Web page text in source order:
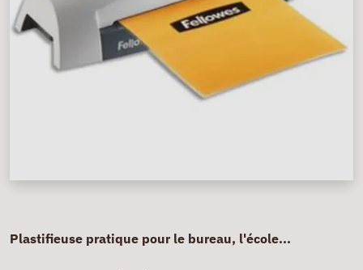
Plastifieuse pratique pour le bureau, l'école...